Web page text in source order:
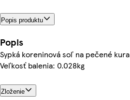
Popis produktu
Popis
Sypká koreninová soľ na pečené kura
Veľkosť balenia: 0.028kg
Zloženie